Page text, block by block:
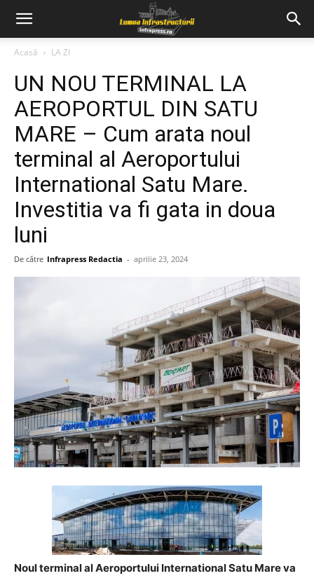
Acasă LA ZI
UN NOU TERMINAL LA
AEROPORTUL DIN SATU
MARE – Cum arata noul
terminal al Aeroportului
International Satu Mare.
Investitia va fi gata in doua
luni
De către Infrapress Redactia - aprilie 23, 2024
Noul terminal al Aeroportului International Satu Mare va